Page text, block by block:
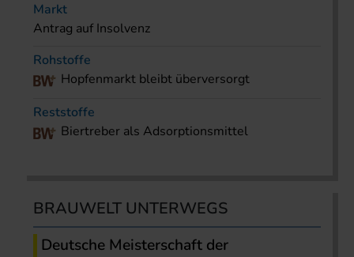
Markt
Antrag auf Insolvenz
Rohstoffe
Hopfenmarkt bleibt überversorgt
Reststoffe
Biertreber als Adsorptionsmittel
BRAUWELT UNTERWEGS
Deutsche Meisterschaft der